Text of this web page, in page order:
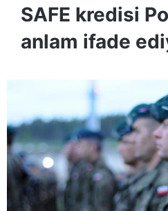
SAFE kredisi
anlam ifade